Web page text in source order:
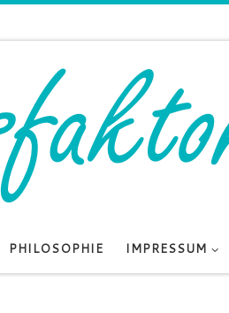
PHILOSOPHIE IMPRESSUM